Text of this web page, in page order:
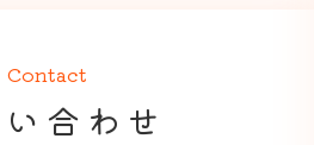
Contact
合わせ